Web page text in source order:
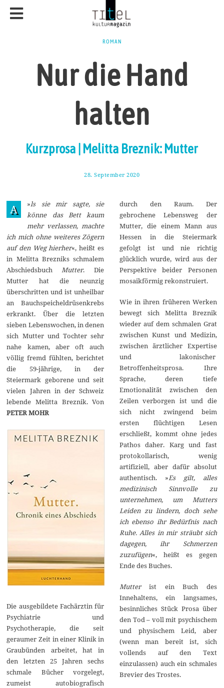
ROMAN
Nur die Hand
halten
Kurzprosa | Melitta Breznik: Mutter
28. September 2020
o
b
e
r
2
0
2
»
A
ls sie mir sagte, sie
könne das Bett kaum
mehr verlassen, machte
ich mich ohne weiteres Zögern
auf den Weg hierher«, heißt es
in Melitta Brezniks schmalem
Abschiedsbuch Mutter. Die
Mutter hat die neunzig
überschritten und ist unheilbar
an Bauchspeicheldrüsenkrebs
erkrankt. Über die letzten
sieben Lebenswochen, in denen
sich Mutter und Tochter sehr
nahe kamen, aber oft auch
völlig fremd fühlten, berichtet
die 59-jährige, in der
Steiermark geborene und seit
vielen Jahren in der Schweiz
lebende Melitta Breznik. Von
PETER MOHR
Die ausgebildete Fachärztin für
Psychiatrie und
Psychotherapie, die seit
geraumer Zeit in einer Klinik in
Graubünden arbeitet, hat in
den letzten 25 Jahren sechs
schmale Bücher vorgelegt,
zumeist autobiografisch
durch den Raum. Der
gebrochene Lebensweg der
Mutter, die einem Mann aus
Hessen in die Steiermark
gefolgt ist und nie richtig
glücklich wurde, wird aus der
Perspektive beider Personen
mosaikförmig rekonstruiert.
Wie in ihren früheren Werken
bewegt sich Melitta Breznik
wieder auf dem schmalen Grat
zwischen Kunst und Medizin,
zwischen ärztlicher Expertise
und lakonischer
Betroffenheitsprosa. Ihre
Sprache, deren tiefe
Emotionalität zwischen den
Zeilen verborgen ist und die
sich nicht zwingend beim
ersten flüchtigen Lesen
erschließt, kommt ohne jedes
Pathos daher. Karg und fast
protokollarisch, wenig
artifiziell, aber dafür absolut
authentisch. »Es gilt, alles
medizinisch Sinnvolle zu
unternehmen, um Mutters
Leiden zu lindern, doch sehe
ich ebenso ihr Bedürfnis nach
Ruhe. Alles in mir sträubt sich
dagegen, ihr Schmerzen
zuzufügen«, heißt es gegen
Ende des Buches.
Mutterist ein Buch des
Innehaltens, ein langsames,
besinnliches Stück Prosa über
den Tod – voll mit psychischem
und physischem Leid, aber
(wenn man bereit ist, sich
vollends auf den Text
einzulassen) auch ein schmales
Brevier des Trostes.